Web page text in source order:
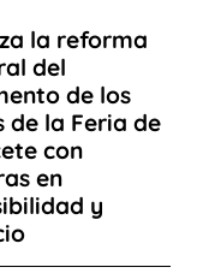
la reforma
del
de los
de la Feria de
con
en
y